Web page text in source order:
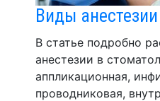
Виды
В статье подробно
анестезии в
аппликационная,
проводниковая,